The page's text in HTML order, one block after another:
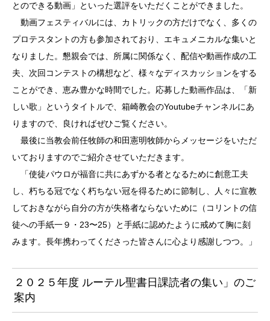
とのできる動画」といった選評をいただくことができました。
動画フェスティバルには、カトリックの方だけでなく、多くの
プロテスタントの方も参加されており、エキュメニカルな集いと
なりました。懇親会では、所属に関係なく、配信や動画作成の工
夫、次回コンテストの構想など、様々なディスカッションをする
ことができ、恵み豊かな時間でした。応募した動画作品は、「新
しい歌」というタイトルで、箱崎教会のYoutubeチャンネルにあ
りますので、良ければぜひご覧ください。
最後に当教会前任牧師の和田憲明牧師からメッセージをいただ
いておりますのでご紹介させていただきます。
「使徒パウロが福音に共にあずかる者となるために創意工夫
し、朽ちる冠でなく朽ちない冠を得るために節制し、人々に宣教
しておきながら自分の方が失格者ならないために（コリントの信
徒への手紙一９・23〜25）と手紙に認めたように戒めて胸に刻
みます。長年携わってくださった皆さんに心より感謝しつつ。」
２０２５年度 ルーテル聖書日課読者の集い」のご
案内